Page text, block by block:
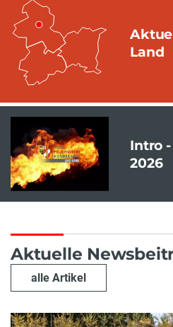
Land
Intro
2026
Aktuelle
alle Artikel